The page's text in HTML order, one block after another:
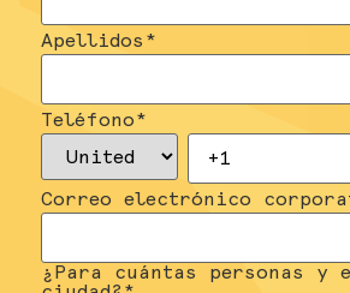
Apellidos *
Teléfono*
Correo electrónico
¿Para cuántas personas y